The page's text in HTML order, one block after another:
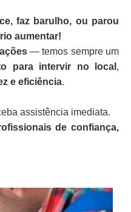
faz barulho, ou parou
aumentar!
— temos sempre um
para intervir no local ,
e eficiência.
assistência imediata.
de confiança,